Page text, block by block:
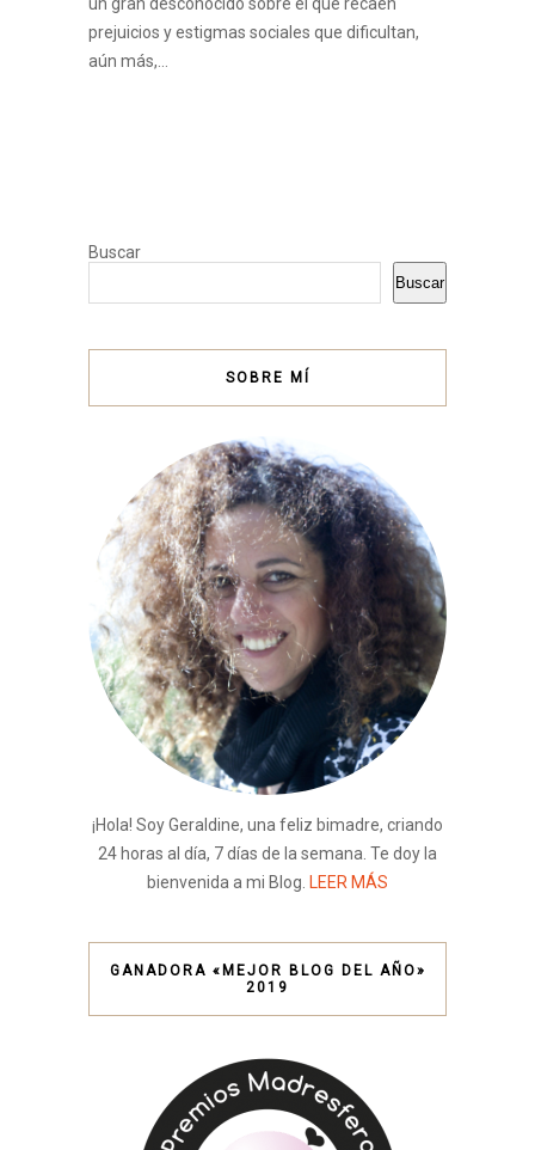
un gran desconocido sobre el que recaen
prejuicios y estigmas sociales que dificultan,
aún más,…
Buscar
Buscar
SOBRE MÍ
¡Hola! Soy Geraldine, una feliz bimadre, criando
24 horas al día, 7 días de la semana. Te doy la
bienvenida a mi Blog. LEER MÁS
GANADORA «MEJOR BLOG DEL AÑO»
2019